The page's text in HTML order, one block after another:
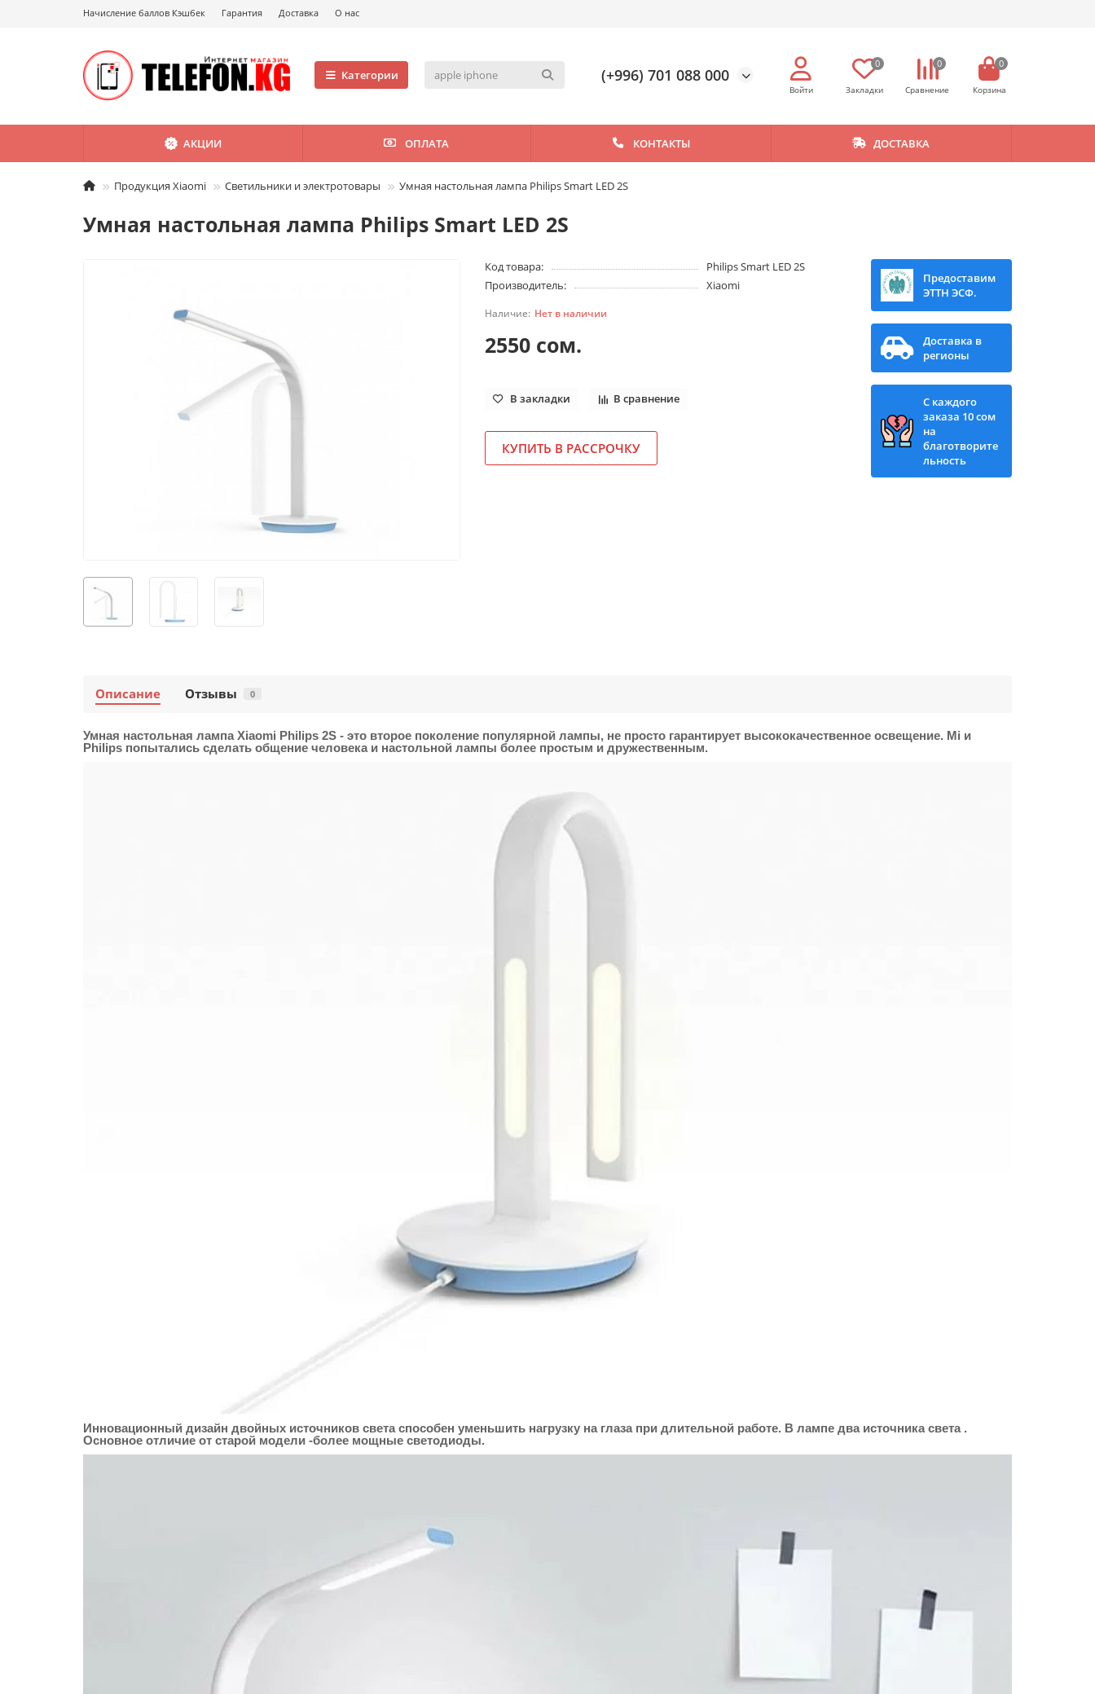
Начисление баллов Кэшбек Гарантия Доставка О нас
Категории (+996) 701 088 000
0 0 0
АКЦИИ ОПЛАТА КОНТАКТЫ ДОСТАВКА
Продукция Xiaomi Светильники и электротовары Умная настольная лампа Philips Smart LED 2S
Умная настольная лампа Philips Smart LED 2S
Код товара:
Philips Smart LED 2S
Производитель:
Xiaomi
Нет в наличии
2550 сом.
В закладки В сравнение
КУПИТЬ В РАССРОЧКУ
Предоставим
ЭТТН ЭСФ.
Доставка в
регионы
С каждого
заказа 10 сом
на
благотворите
льность
Описание Отзывы 0
Умная настольная лампа Xiaomi Philips 2S - это второе поколение популярной лампы, не просто гарантирует высококачественное освещение. Mi и
Philips попытались сделать общение человека и настольной лампы более простым и дружественным.
Инновационный дизайн двойных источников света способен уменьшить нагрузку на глаза при длительной работе. В лампе два источника света .
Основное отличие от старой модели -более мощные светодиоды.